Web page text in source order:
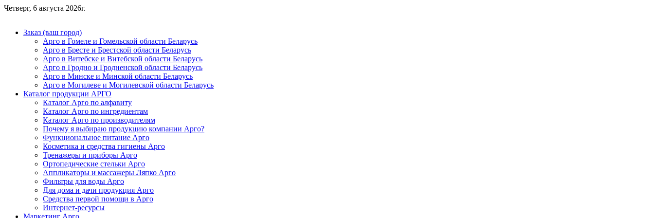
Четверг, 6 августа 2026г.
Заказ (ваш город)
Арго в Гомеле и Гомельской области Беларусь
Арго в Бресте и Брестской области Беларусь
Арго в Витебске и Витебской области Беларусь
Арго в Гродно и Гродненской области Беларусь
Арго в Минске и Минской области Беларусь
Арго в Могилеве и Могилевской области Беларусь
Каталог продукции АРГО
Каталог Арго по алфавиту
Каталог Арго по ингредиентам
Каталог Арго по производителям
Почему я выбираю продукцию компании Арго?
Функциональное питание Арго
Косметика и средства гигиены Арго
Тренажеры и приборы Арго
Ортопедические стельки Арго
Аппликаторы и массажеры Ляпко Арго
Фильтры для воды Арго
Для дома и дачи продукция Арго
Средства первой помощи в Арго
Интернет-ресурсы
Маркетинг Арго